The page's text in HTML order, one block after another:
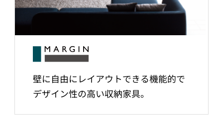
壁に自由にレイアウトできる機能的で
デザイン性の高い収納家具。